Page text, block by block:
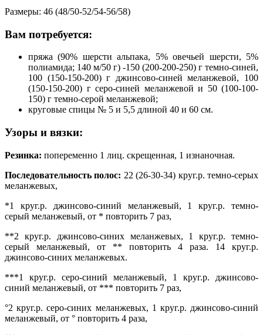
Размеры: 46 (48/50-52/54-56/58)
Вам потребуется:
пряжа (90% шерсти альпака, 5% овечьей шерсти, 5%
полиамида; 140 м/50 г) -150 (200-200-250) г темно-синей,
100 (150-150-200) г джинсово-синей меланжевой, 100
(150-150-200) г серо-синей меланжевой и 50 (100-100-
150) г темно-серой меланжевой;
круговые спицы № 5 и 5,5 длиной 40 и 60 см.
Узоры и вязки:
Резинка: попеременно 1 лиц. скрещенная, 1 изнаночная.
Последовательность полос: 22 (26-30-34) круг.р. темно-серых
меланжевых,
*1 круг.р. джинсово-синий меланжевый, 1 круг.р. темно-
серый меланжевый, от * повторить 7 раз,
**2 круг.р. джинсово-синих меланжевых, 1 круг.р. темно-
серый меланжевый, от ** повторить 4 раза. 14 круг.р.
джинсово-синих меланжевых.
***1 круг.р. серо-синий меланжевый, 1 круг.р. джинсово-
синий меланжевый, от *** повторить 7 раз,
°2 круг.р. серо-синих меланжевых, 1 круг.р. джинсово-синий
меланжевый, от ° повторить 4 раза,